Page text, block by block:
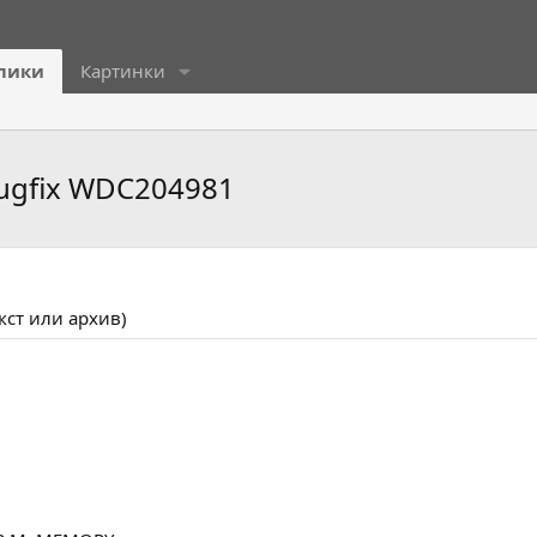
Картинки
WDC204981
или архив)